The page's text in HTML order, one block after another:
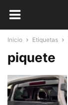
Inicio Etiquetas
piquete